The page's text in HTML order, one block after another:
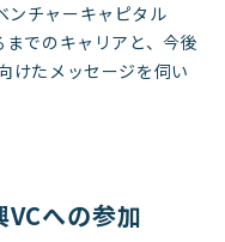
ンチャーキャピタル
までのキャリアと、今後
けたメッセージを伺い
への参加